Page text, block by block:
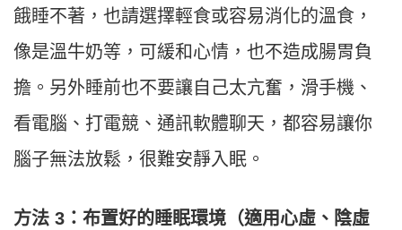
餓睡不著，也請選擇輕食或容易消化的溫食，
像是溫牛奶等，可緩和心情，也不造成腸胃負
擔。另外睡前也不要讓自己太亢奮，滑手機、
看電腦、打電競、通訊軟體聊天，都容易讓你
腦子無法放鬆，很難安靜入眠。
方法 3：布置好的睡眠環境（適用心虛、陰虛